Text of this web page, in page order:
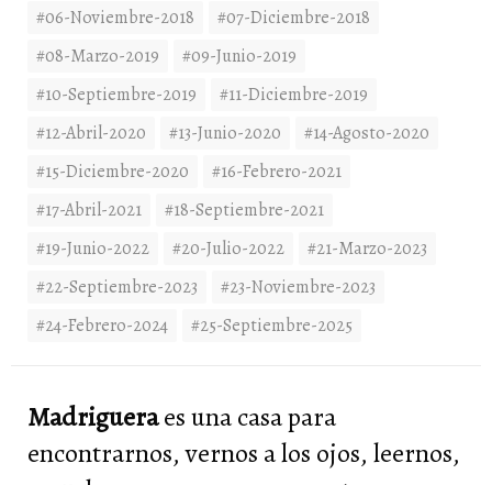
#06-Noviembre-2018
#07-Diciembre-2018
#08-Marzo-2019
#09-Junio-2019
#10-Septiembre-2019
#11-Diciembre-2019
#12-Abril-2020
#13-Junio-2020
#14-Agosto-2020
#15-Diciembre-2020
#16-Febrero-2021
#17-Abril-2021
#18-Septiembre-2021
#19-Junio-2022
#20-Julio-2022
#21-Marzo-2023
#22-Septiembre-2023
#23-Noviembre-2023
#24-Febrero-2024
#25-Septiembre-2025
Madrigueraes una casa para
encontrarnos, vernos a los ojos, leernos,